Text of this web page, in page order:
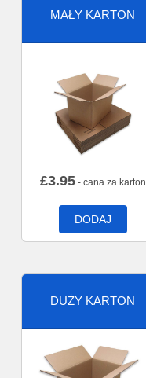
MAŁY KARTON
£3.95- cana za karton
DODAJ
DUŻY KARTON